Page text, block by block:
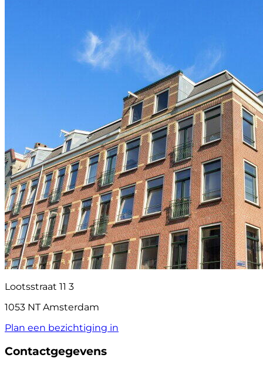
Lootsstraat 11 3
1053 NT Amsterdam
Plan een bezichtiging in
Contactgegevens